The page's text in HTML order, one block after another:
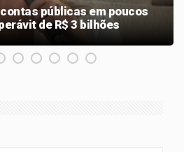
públicas em poucos
de R$ 3 bilhões